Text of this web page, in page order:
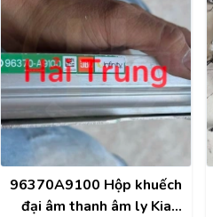
96370A9100 Hộp khuếch
đại âm thanh âm ly Kia